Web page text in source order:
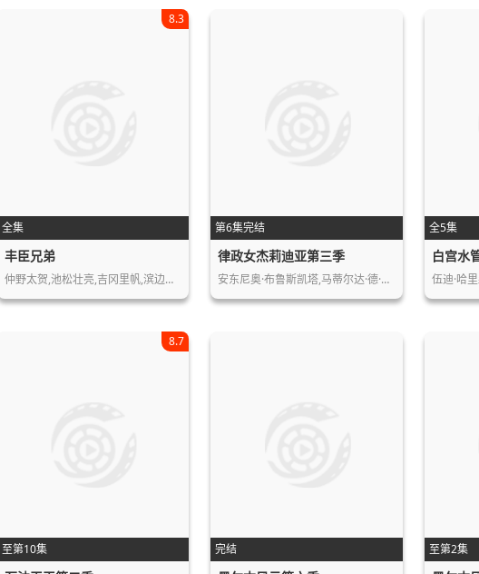
全集
8.3
丰臣兄弟
仲野太贺,池松壮亮,吉冈里帆,滨边美波…
第6集完结
律政女杰莉迪亚第三季
安东尼奥·布鲁斯凯塔,马蒂尔达·德·…
全5集
白宫水
伍迪·哈
至第10集
8.7
完结 至第2集